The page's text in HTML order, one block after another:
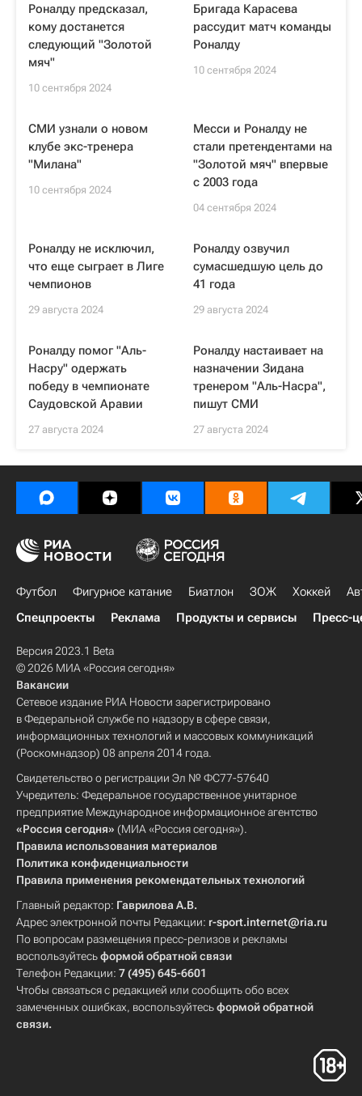
Роналду предсказал,
кому достанется
следующий "Золотой
мяч"
10 сентября 2024
Бригада Карасева
рассудит матч команды
Роналду
10 сентября 2024
СМИ узнали о новом
клубе экс-тренера
"Милана"
10 сентября 2024
Месси и Роналду не
стали претендентами на
"Золотой мяч" впервые
с 2003 года
04 сентября 2024
Роналду не исключил,
что еще сыграет в Лиге
чемпионов
29 августа 2024
Роналду озвучил
сумасшедшую цель до
41 года
29 августа 2024
Роналду помог "Аль-
Насру" одержать
победу в чемпионате
Саудовской Аравии
27 августа 2024
Роналду настаивает на
назначении Зидана
тренером "Аль-Насра",
пишут СМИ
27 августа 2024
Футбол Фигурное катание Биатлон ЗОЖ Хоккей
Спецпроекты
Реклама Продукты и сервисы Пресс-
Версия 2023.1 Beta
© 2026 МИА «Россия сегодня»
Вакансии
Сетевое издание РИА Новости зарегистрировано
в Федеральной службе по надзору в сфере связи,
информационных технологий и массовых коммуникаций
(Роскомнадзор) 08 апреля 2014 года.
Свидетельство о регистрации Эл № ФС77-57640
Учредитель: Федеральное государственное унитарное
предприятие Международное информационное агентство
«Россия сегодня» (МИА «Россия сегодня»).
Правила использования материалов
Политика конфиденциальности
Правила применения рекомендательных технологий
Главный редактор: Гаврилова А.В.
Адрес электронной почты Редакции: r-sport.internet@ria.ru
По вопросам размещения пресс-релизов и рекламы
воспользуйтесьформой обратной связи
Телефон Редакции: 7 (495) 645-6601
Чтобы связаться с редакцией или сообщить обо всех
замеченных ошибках, воспользуйтесьформой обратной
связи.